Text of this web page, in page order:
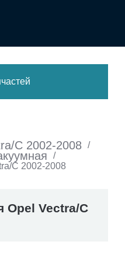
C 2002-2008 /
/
C 2002-2008
Opel Vectra/C